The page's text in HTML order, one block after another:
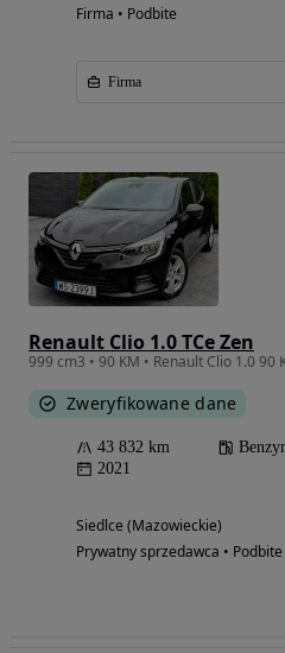
Firma • Podbite
Firma
Renault Clio 1.0 TCe Zen
999 cm3 • 90 KM • Renault Clio 1.0 90
Zweryfikowane dane
43 832 km
2021
Siedlce (Mazowieckie)
Prywatny sprzedawca • Podbite